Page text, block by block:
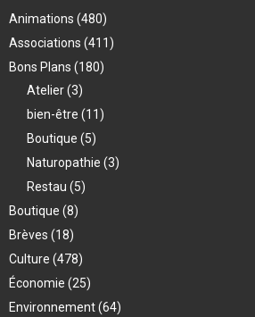
Animations (480)
Associations (411)
Bons Plans (180)
Atelier(3)
bien-être (11)
Boutique (5)
Naturopathie (3)
Restau (5)
Boutique (8)
Brèves (18)
Culture (478)
Économie (25)
Environnement(64)